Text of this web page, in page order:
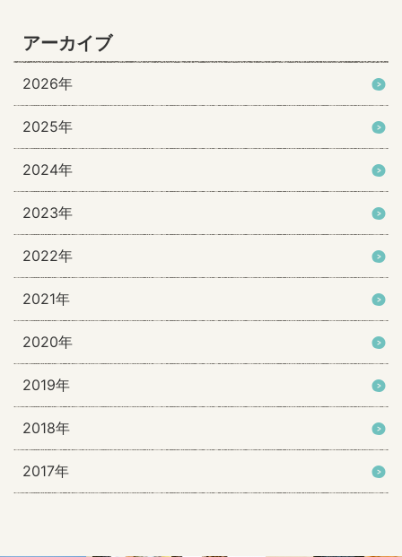
アーカイブ
2026年
2025年
2024年
2023年
2022年
2021年
2020年
2019年
2018年
2017年